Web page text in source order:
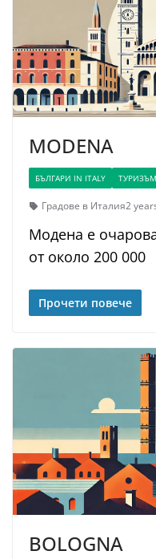
MODENA
БЪЛГАРИ IN ITALY ТУРИЗЪМ
Градове в Италия2
Модена е
от около 200 000
Прочети повече
BOLOGNA